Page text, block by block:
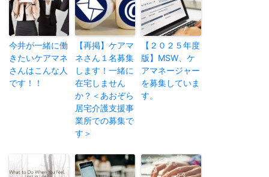
今井が一緒に働
きたいケアマネ
さんはこんな人
です！！
【再掲】ケアマ
ネさん１名募集
します！一緒に
在宅しません
か？＜あおぞら
居宅介護支援事
業所での募集で
す＞
【２０２５年度
版】MSW、ケ
アマネージャー
を募集していま
す。